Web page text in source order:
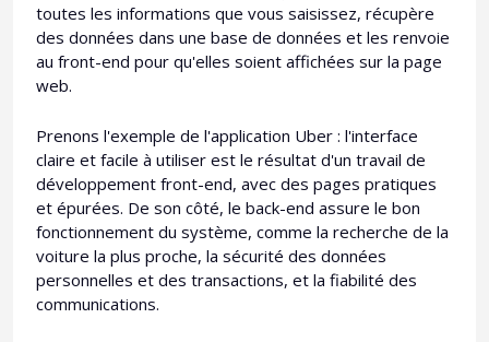
toutes les informations que vous saisissez, récupère
des données dans une base de données et les renvoie
au front-end pour qu'elles soient affichées sur la page
web.
Prenons l'exemple de l'application Uber : l'interface
claire et facile à utiliser est le résultat d'un travail de
développement front-end, avec des pages pratiques
et épurées. De son côté, le back-end assure le bon
fonctionnement du système, comme la recherche de la
voiture la plus proche, la sécurité des données
personnelles et des transactions, et la fiabilité des
communications.